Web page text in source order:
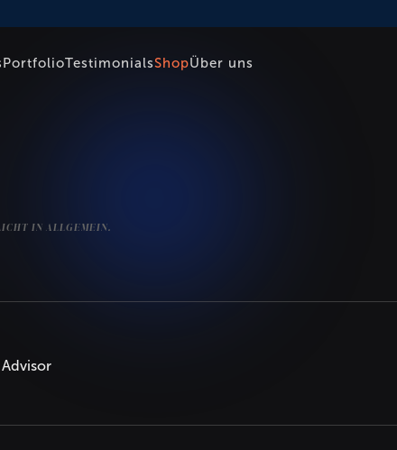
PortfolioTestimonialsShopÜber uns
IN ALLGEMEIN.